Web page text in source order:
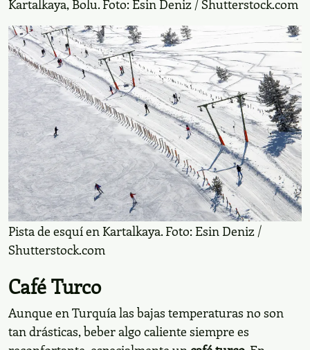
Kartalkaya, en Bolu, un provincia que se caracteriza
por ser el mejor lugar para practicar esquí alpino y de
fondo. Pero, sin duda, uno de los mejoresresorts
Palanökenque también tiene experiencias en la
nieve.